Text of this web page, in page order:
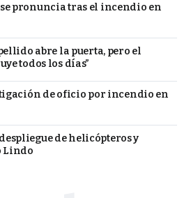
pronuncia tras el incendio en
abre la puerta, pero el
todos los días”
de oficio por incendio en
de helicópteros y
Lindo